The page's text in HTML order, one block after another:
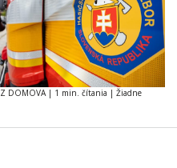
Z DOMOVA | 1 min. čítania | Žiadne